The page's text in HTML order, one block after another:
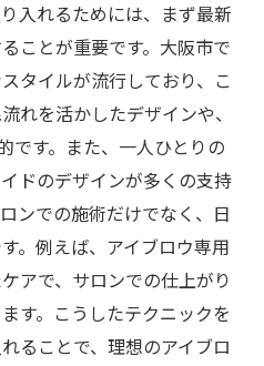
入れるためには、まず最新
ことが重要です。大阪市で
タイルが流行しており、こ
れを活かしたデザインや、
です。また、一人ひとりの
ドのデザインが多くの支持
ンでの施術だけでなく、日
。例えば、アイブロウ専用
アで、サロンでの仕上がり
す。こうしたテクニックを
ることで、理想のアイブロ